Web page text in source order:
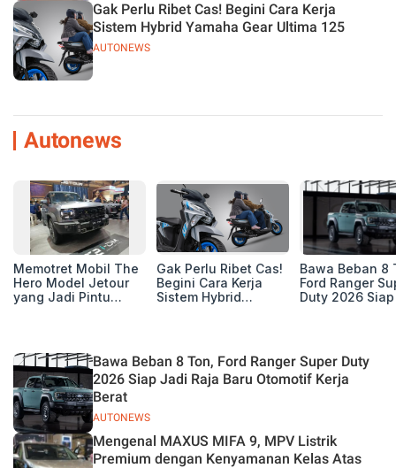
AUTONEWS
Gak Perlu Ribet Cas! Begini Cara Kerja
Sistem Hybrid Yamaha Gear Ultima 125
Autonews
Memotret Mobil The
Hero Model Jetour
yang Jadi Pintu
Gak Perlu Ribet Cas!
Begini Cara Kerja
Sistem Hybrid
Bawa Beban 8
Ford Ranger
Duty 2026
AUTONEWS
Bawa Beban 8 Ton, Ford Ranger Super Duty
2026 Siap Jadi Raja Baru Otomotif Kerja
Berat
Mengenal MAXUS MIFA 9, MPV Listrik
Premium dengan Kenyamanan Kelas Atas